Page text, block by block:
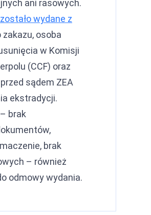
ani rasowych.
wydane z
zakazu, osoba
w Komisji
(CCF) oraz
sądem ZEA
ekstradycji.
brak
brak
– również
odmowy wydania.